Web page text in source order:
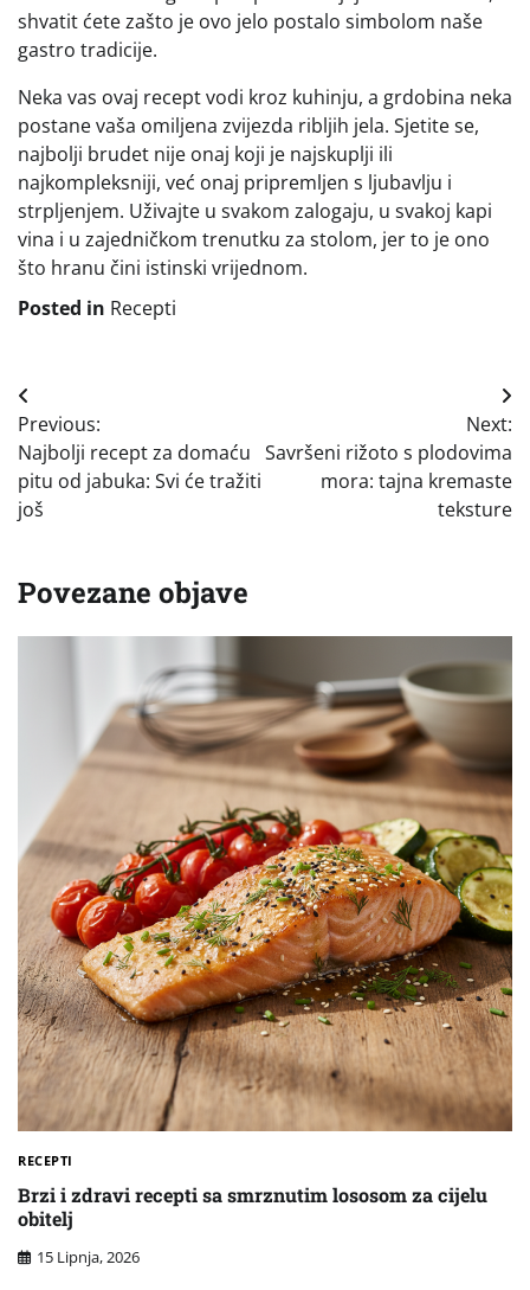
shvatit ćete zašto je ovo jelo postalo simbolom naše
gastro tradicije.
Neka vas ovaj recept vodi kroz kuhinju, a grdobina neka
postane vaša omiljena zvijezda ribljih jela. Sjetite se,
najbolji brudet nije onaj koji je najskuplji ili
najkompleksniji, već onaj pripremljen s ljubavlju i
strpljenjem. Uživajte u svakom zalogaju, u svakoj kapi
vina i u zajedničkom trenutku za stolom, jer to je ono
što hranu čini istinski vrijednom.
Posted in Recepti
Navigacija
objava
Previous:
Najbolji recept za domaću
pitu od jabuka: Svi će tražiti
još
Next:
Savršeni rižoto s plodovima
mora: tajna kremaste
teksture
Povezane objave
RECEPTI
Brzi i zdravi recepti sa smrznutim lososom za cijelu
obitelj
15 Lipnja, 2026